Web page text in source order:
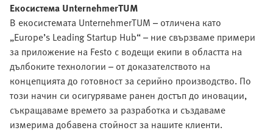
Екосистема UnternehmerTUM
В екосистемата UnternehmerTUM – отличена като
„Europe’s Leading Startup Hub“ – ние свързваме примери
за приложение на Festo с водещи екипи в областта на
дълбоките технологии – от доказателството на
концепцията до готовност за серийно производство. По
този начин си осигуряваме ранен достъп до иновации,
съкращаваме времето за разработка и създаваме
измерима добавена стойност за нашите клиенти.